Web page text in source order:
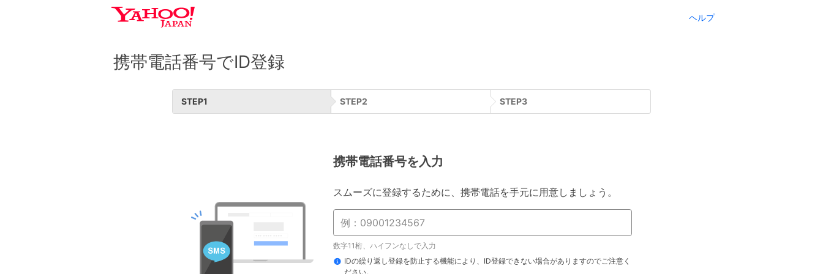
ヘルプ
携帯電話番号でID登録
STEP1 STEP2 STEP3
携帯電話番号を入力
スムーズに登録するために、携帯電話を手元に用意しましょう。
数字11桁、ハイフンなしで入力
IDの繰り返し登録を防止する機能により、ID登録できない場合がありますのでご注意く
ださい。